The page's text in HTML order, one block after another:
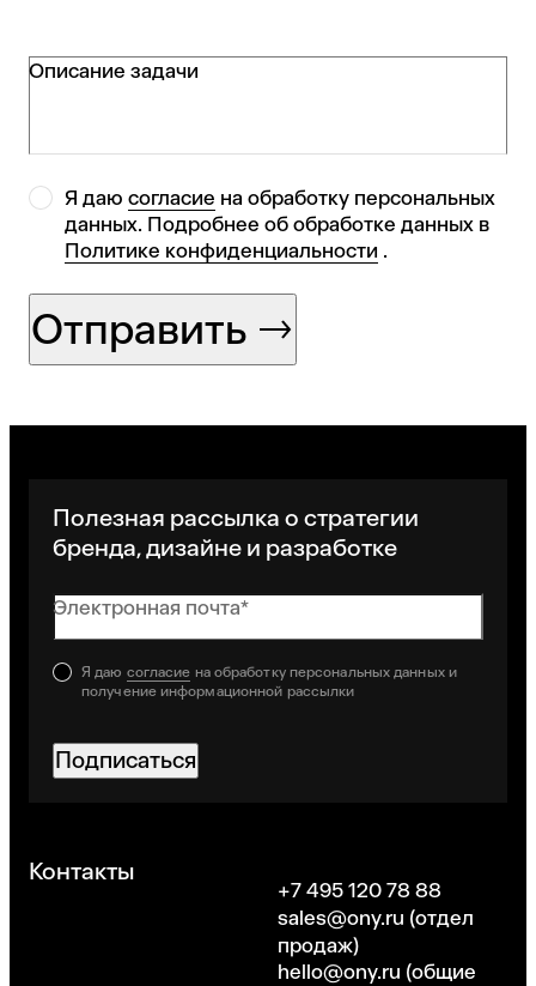
Описание задачи
Я даю согласие на обработку персональных
данных. Подробнее об обработке данных в
Политике конфиденциальности .
Отправить
Полезная рассылка о стратегии
бренда, дизайне и разработке
Электронная почта*
Я даю согласие на обработку персональных данных и
получение информационной рассылки
Подписаться
Контакты
+7 495 120 78 88
sales@ony.ru (отдел
продаж)
hello@ony.ru (общие